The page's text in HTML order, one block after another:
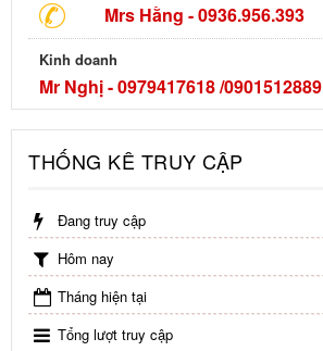
Mrs Hằng - 0936.956.393
Kinh doanh
Mr Nghị - 0979417618 /0901512889
THỐNG KÊ TRUY CẬP
Đang truy cập
Hôm nay
Tháng hiện tại
Tổng lượt truy cập